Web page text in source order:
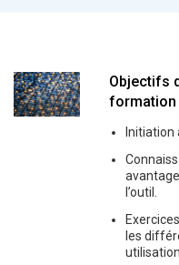
Objectifs
formation
Initiation
l’outil.
les